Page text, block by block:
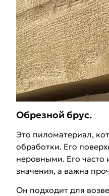
Обрезной брус.
Это пиломатериал,
обработки. Его
неровными. Его часто
значения, а важна
Он подходит для